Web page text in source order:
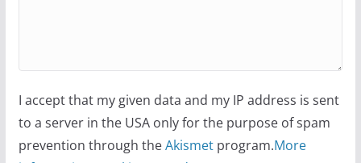
I accept that my given data and my IP address is sent
to a server in the USA only for the purpose of spam
prevention through theAkismetprogram.More